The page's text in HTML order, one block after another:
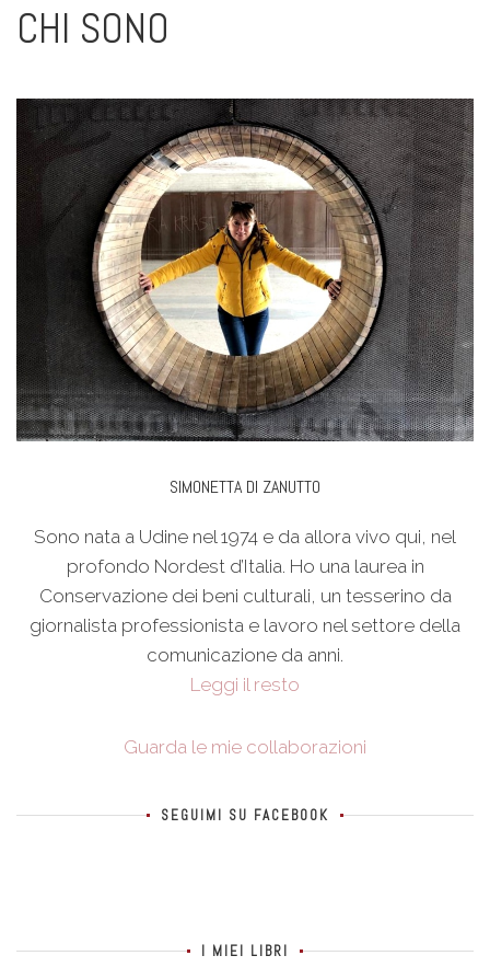
CHI SONO
SIMONETTA DI ZANUTTO
Sono nata a Udine nel 1974 e da allora vivo qui, nel
profondo Nordest d’Italia. Ho una laurea in
Conservazione dei beni culturali, un tesserino da
giornalista professionista e lavoro nel settore della
comunicazione da anni.
Leggi il resto
Guarda le mie collaborazioni
SEGUIMI SU FACEBOOK
I MIEI LIBRI